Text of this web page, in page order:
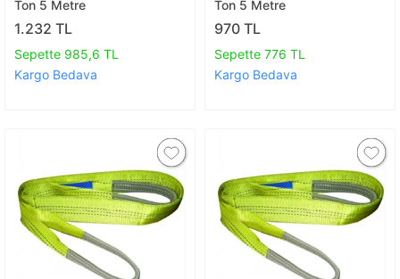
Ton 5 Metre
1.232 TL
Sepette 985,6 TL
Kargo Bedava
Ton 5 Metre
970 TL
Sepette 776 TL
Kargo Bedava